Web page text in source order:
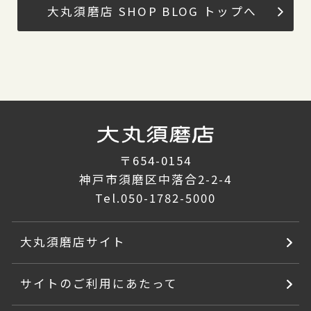
大丸須磨店 SHOP BLOG トップへ
〒654-0154
神戸市須磨区中落合2-2-4
Tel.050-1782-5000
大丸須磨店サイト
サイトのご利用にあたって